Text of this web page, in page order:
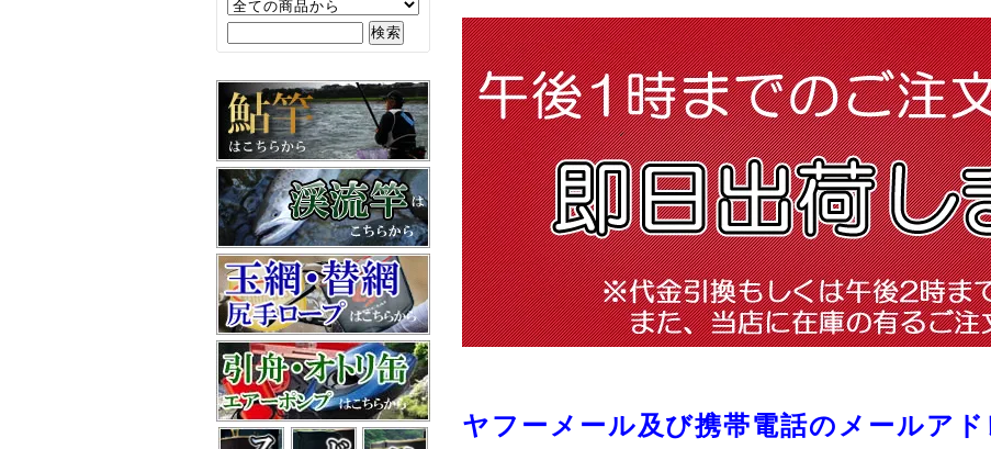
ヤフーメール及び携帯電話のメールア